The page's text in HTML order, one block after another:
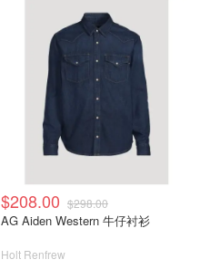
$208.00 $298.00
AG Aiden Western 牛仔衬衫
Holt Renfrew